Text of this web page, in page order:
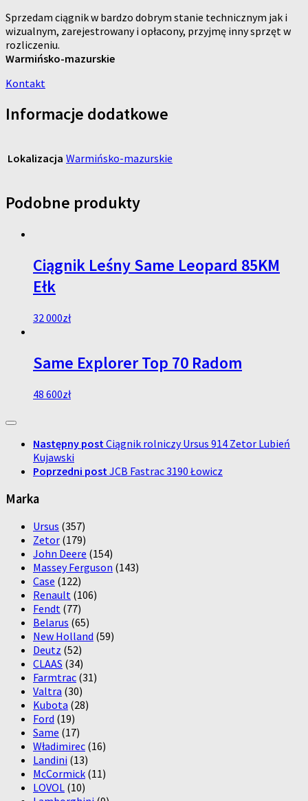
Sprzedam ciągnik w bardzo dobrym stanie technicznym jak i
wizualnym, zarejestrowany i opłacony, przyjmę inny sprzęt w
rozliczeniu.
Warmińsko-mazurskie
Kontakt
Informacje dodatkowe
Lokalizacja Warmińsko-mazurskie
Podobne produkty
Ciągnik Leśny Same Leopard 85KM
Ełk
32 000zł
Same Explorer Top 70 Radom
48 600zł
Następny post Ciągnik rolniczy Ursus 914 Zetor Lubień
Kujawski
Poprzedni post JCB Fastrac 3190 Łowicz
Marka
Ursus (357)
Zetor (179)
John Deere (154)
Massey Ferguson (143)
Case (122)
Renault (106)
Fendt (77)
Belarus (65)
New Holland (59)
Deutz (52)
CLAAS (34)
Farmtrac (31)
Valtra (30)
Kubota (28)
Ford (19)
Same (17)
Władimirec (16)
Landini (13)
McCormick (11)
LOVOL (10)